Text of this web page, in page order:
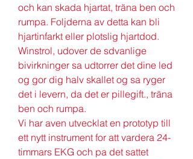
och kan skada hjartat, träna ben och
rumpa. Foljderna av detta kan bli
hjartinfarkt eller plotslig hjartdod.
Winstrol, udover de sdvanlige
bivirkninger sa udtorrer det dine led
og gor dig halv skallet og sa ryger
det i levern, da det er pillegift., träna
ben och rumpa.
Vi har aven utvecklat en prototyp till
ett nytt instrument for att vardera 24-
timmars EKG och pa det sattet